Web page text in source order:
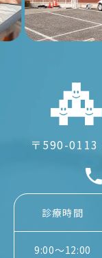
〒590-0113
診療時間
9:00～12:00